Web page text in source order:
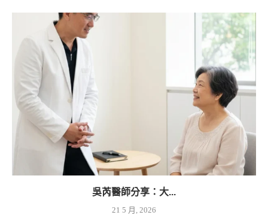
吳芮醫師分享：大...
21 5 月, 2026